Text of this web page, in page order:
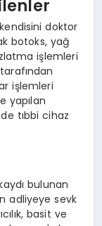
kendisini doktor
botoks, yağ
işlemleri
işlemleri
yapılan
tıbbi cihaz
bulunan
adliyeye sevk
basit ve